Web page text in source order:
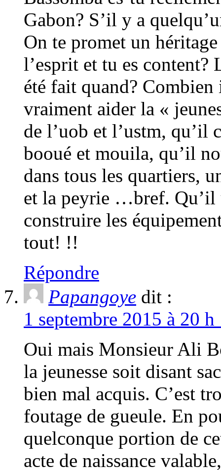
Gabon? S’il y a
On te promet un
l’esprit et tu es content?
été fait quand?
vraiment aider la «
de l’uob et l’ustm, qu’il
booué et mouila, qu’il
dans tous les quartiers,
et la peyrie …bref. Qu’il
construire les
tout! !!
Répondre
Papangoye dit :
1 septembre 2015 à 20
Oui mais Monsieur Ali
la jeunesse soit disant
bien mal acquis. C’est
foutage de gueule. En
quelconque portion de
acte de naissance